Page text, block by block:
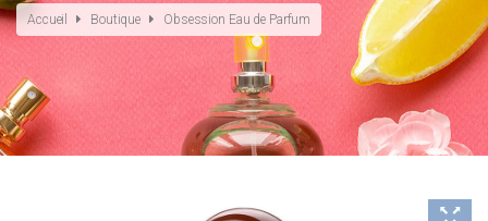
Accueil Boutique Obsession Eau de Parfum